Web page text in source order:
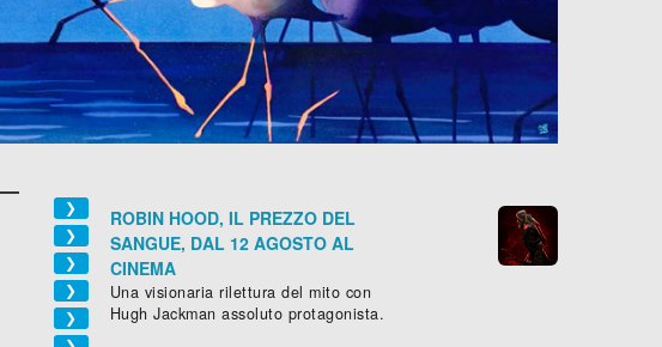
❯
❯
❯
❯
❯
ROBIN HOOD, IL PREZZO DEL
SANGUE, DAL 12 AGOSTO AL
CINEMA
Una visionaria rilettura del mito con
Hugh Jackman assoluto protagonista.